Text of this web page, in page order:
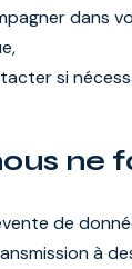
dans
si
ne
de
à